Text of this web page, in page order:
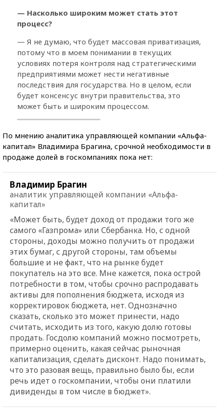
— Насколько широким может стать этот
процесс?
— Я не думаю, что будет массовая приватизация,
потому что в моем понимании в текущих
условиях потеря контроля над стратегическими
предприятиями может нести негативные
последствия для государства. Но в целом, если
будет консенсус внутри правительства, это
может быть и широким процессом.
По мнению аналитика управляющей компании «Альфа-
капитал» Владимира Брагина, срочной необходимости в
продаже долей в госкомпаниях пока нет:
Владимир Брагин
аналитик управляющей компании «Альфа-
капитал»
«Может быть, будет доход от продажи того же
самого «Газпрома» или Сбербанка. Но, с одной
стороны, доходы можно получить от продажи
этих бумаг, с другой стороны, там объемы
большие и не факт, что на рынке будет
покупатель на это все. Мне кажется, пока острой
потребности в том, чтобы срочно распродавать
активы для пополнения бюджета, исходя из
корректировок бюджета, нет. Однозначно
сказать, сколько это может принести, надо
считать, исходить из того, какую долю готовы
продать. Госдолю компаний можно посмотреть,
примерно оценить, какая сейчас рыночная
капитализация, сделать дисконт. Надо понимать,
что это разовая вещь, правильно было бы, если
речь идет о госкомпании, чтобы они платили
дивиденды в том числе в бюджет».